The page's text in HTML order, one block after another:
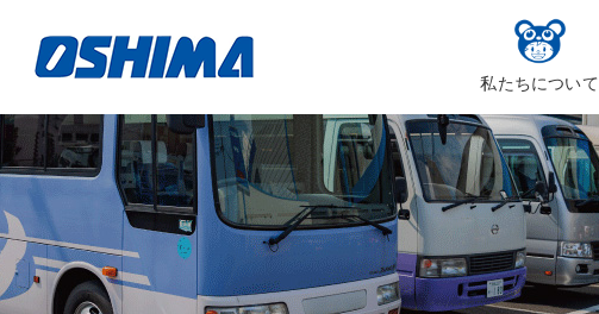
私たちについて
大嶋カーサービスに
ハッピーちゃん